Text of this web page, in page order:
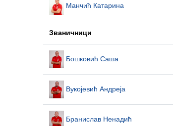
Манчић Катарина
Званичници
Бошковић Саша
Вукојевић Андреја
Бранислав Ненадић